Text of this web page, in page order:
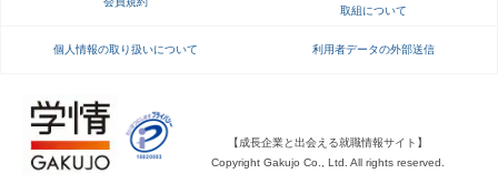
取組について
個人情報の取り扱いについて 利用者データの外部送信
【成長企業と出会える就職情報サイト】
Copyright Gakujo Co., Ltd. All rights reserved.